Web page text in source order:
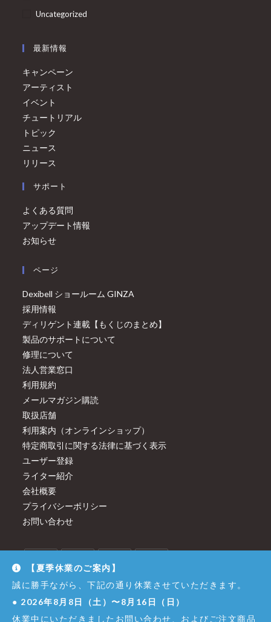
Uncategorized
最新情報
キャンペーン
アーティスト
イベント
チュートリアル
トピック
ニュース
リリース
サポート
よくある質問
アップデート情報
お知らせ
ページ
Dexibell ショールーム GINZA
採用情報
ディリゲント連載【もくじのまとめ】
製品のサポートについて
修理について
法人営業窓口
利用規約
メールマガジン購読
取扱店舗
利用案内（オンラインショップ）
特定商取引に関する法律に基づく表示
ユーザー登録
ライター紹介
会社概要
プライバシーポリシー
お問い合わせ
【夏季休業のご案内】
誠に勝手ながら、下記の通り休業させていただきます。
● 2026年8月8日（土）〜8月16日（日）
休業中にいただきましたお問い合わせ、およびご注文商品